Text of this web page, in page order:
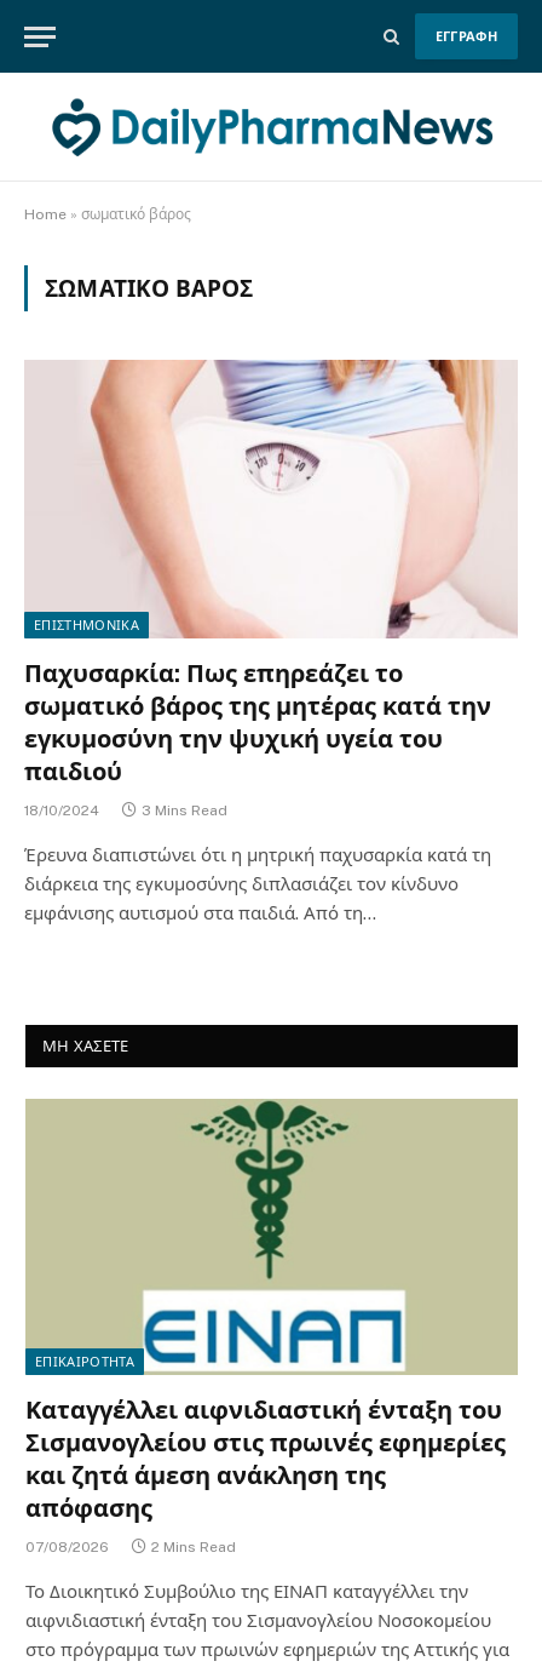
ΕΓΓΡΑΦΗ
Home » σωματικό βάρος
ΣΩΜΑΤΙΚΌ ΒΆΡΟΣ
ΕΠΙΣΤΗΜΟΝΙΚΑ
Παχυσαρκία: Πως επηρεάζει το
σωματικό βάρος της μητέρας κατά την
εγκυμοσύνη την ψυχική υγεία του
παιδιού
18/10/2024 3 Mins Read
Έρευνα διαπιστώνει ότι η μητρική παχυσαρκία κατά τη
διάρκεια της εγκυμοσύνης διπλασιάζει τον κίνδυνο
εμφάνισης αυτισμού στα παιδιά. Από τη…
ΜΗ ΧΑΣΕΤΕ
ΕΠΙΚΑΙΡΟΤΗΤΑ
Καταγγέλλει αιφνιδιαστική ένταξη του
Σισμανογλείου στις πρωινές εφημερίες
και ζητά άμεση ανάκληση της
απόφασης
07/08/2026 2 Mins Read
Το Διοικητικό Συμβούλιο της ΕΙΝΑΠ καταγγέλλει την
αιφνιδιαστική ένταξη του Σισμανογλείου Νοσοκομείου
στο πρόγραμμα των πρωινών εφημεριών της Αττικής για